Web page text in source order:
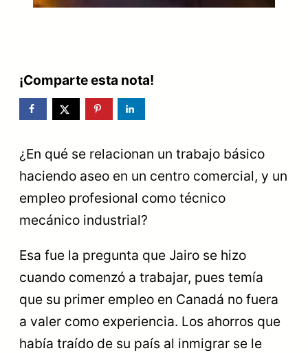
¡Comparte esta nota!
¿En qué se relacionan un trabajo básico
haciendo aseo en un centro comercial, y un
empleo profesional como técnico
mecánico industrial?
Esa fue la pregunta que Jairo se hizo
cuando comenzó a trabajar, pues temía
que su primer empleo en Canadá no fuera
a valer como experiencia. Los ahorros que
había traído de su país al inmigrar se le